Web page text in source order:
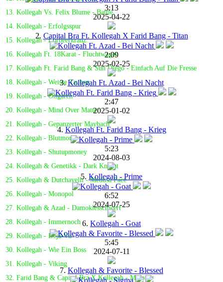
13. Kollegah Vs. Felix Blume - Battle
14. Kollegah - Erfolgsspur
15. Kollegah - Lorbeerkranz
16. Kollegah Ft. 18Karat - Fluchtwagen
17. Kollegah Ft. Farid Bang & Sun Diego - Einfach Auf Die Fresse
18. Kollegah - Weisse Tauben
19. Kollegah - Oligarch
20. Kollegah - Mind Over Matter
21. Kollegah - Gepanzerter Maybach
22. Kollegah - Blutmond
23. Kollegah - Shutupmoney
24. Kollegah & Genetikk - Dark Knight
25. Kollegah & Dutchavelli - Medusa Face
26. Kollegah - Monopol
27. Kollegah & Azad - Damoklesschwert
28. Kollegah - Immernoch
29. Kollegah - Déjà-Vu
30. Kollegah - Wie Ein Boss
31. Kollegah - Viking
32. Farid Bang & Capital Bra X Kollegah - Molotov
3:13
2025-04-22
2. Capital Bra Ft. Kollegah X Farid Bang - Titan
2:09
2025-02-25
3.Kollegah Ft. Azad - Bei Nacht
2:47
2025-01-02
4. Kollegah Ft. Farid Bang - Krieg
5:23
2024-08-03
5. Kollegah - Prime
6:52
2024-07-25
6. Kollegah - Goat
5:45
2024-07-11
7.Kollegah & Favorite - Blessed